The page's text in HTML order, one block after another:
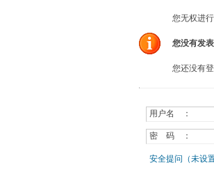
您无权进
您没有发
您还没有
用户名 ：
密 码 ：
安全提问（未设